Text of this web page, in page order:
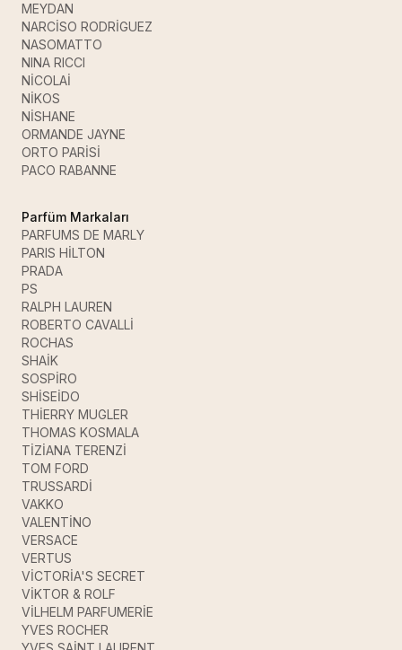
MEYDAN
NARCİSO RODRİGUEZ
NASOMATTO
NINA RICCI
NİCOLAİ
NİKOS
NİSHANE
ORMANDE JAYNE
ORTO PARİSİ
PACO RABANNE
Parfüm Markaları
PARFUMS DE MARLY
PARIS HİLTON
PRADA
PS
RALPH LAUREN
ROBERTO CAVALLİ
ROCHAS
SHAİK
SOSPİRO
SHİSEİDO
THİERRY MUGLER
THOMAS KOSMALA
TİZİANA TERENZİ
TOM FORD
TRUSSARDİ
VAKKO
VALENTİNO
VERSACE
VERTUS
VİCTORİA'S SECRET
VİKTOR & ROLF
VİLHELM PARFUMERİE
YVES ROCHER